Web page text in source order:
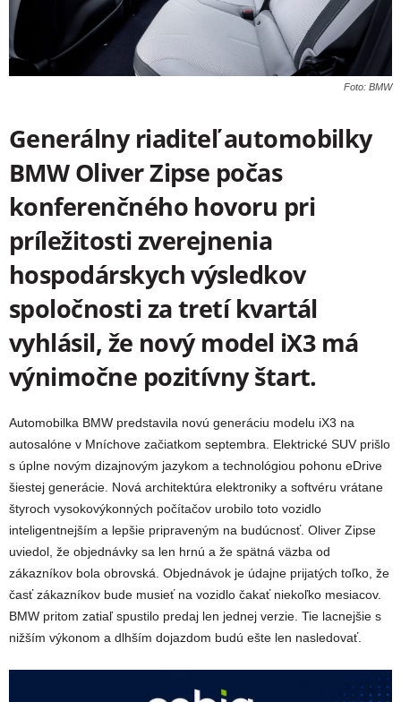
Foto: BMW
Generálny riaditeľ automobilky
BMW Oliver Zipse počas
konferenčného hovoru pri
príležitosti zverejnenia
hospodárskych výsledkov
spoločnosti za tretí kvartál
vyhlásil, že nový model iX3 má
výnimočne pozitívny štart.
Automobilka BMW predstavila novú generáciu modelu iX3 na
autosalóne v Mníchove začiatkom septembra. Elektrické SUV prišlo
s úplne novým dizajnovým jazykom a technológiou pohonu eDrive
šiestej generácie. Nová architektúra elektroniky a softvéru vrátane
štyroch vysokovýkonných počítačov urobilo toto vozidlo
inteligentnejším a lepšie pripraveným na budúcnosť. Oliver Zipse
uviedol, že objednávky sa len hrnú a že spätná väzba od
zákazníkov bola obrovská. Objednávok je údajne prijatých toľko, že
časť zákazníkov bude musieť na vozidlo čakať niekoľko mesiacov.
BMW pritom zatiaľ spustilo predaj len jednej verzie. Tie lacnejšie s
nižším výkonom a dlhším dojazdom budú ešte len nasledovať.